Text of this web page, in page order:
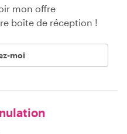
mon offre
boîte de réception !
moi